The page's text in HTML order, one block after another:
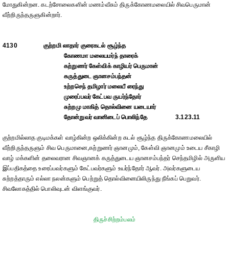
மோதுகின்றன. கடற்சோலைகளின் மணம்வீசும் திருக்கோணமலையில் சிவபெருமான்
வீற்றிருந்தருளுகின்றார்.
4130
குற்றமி லாதார் குரைகடல் சூழ்ந்த
கோணமா மலையமர்ந் தாரைக்
கற்றுணர் கேள்விக் காழியர் பெருமான்
கருத்துடை ஞானசம்பந்தன்
உற்றசெந் தமிழார் மலையீ ரைந்து
முரைப்பவர் கேட்பவ ருயர்ந்தோர்
சுற்றமு மாகித் தொல்வினை யடையார்
தோன்றுவர் வானிடைப் பொலிந்தே
3.123.11
குற்றமில்லாத குடிமக்கள் வாழ்கின்ற ஒலிக்கின்ற கடல் சூழ்ந்த திருக்கோணமலையில்
வீற்றிருந்தருளும் சிவ பெருமானை,கற்றுணர் ஞானமும், கேள்வி ஞானமும் உடைய சீகாழி
வாழ் மக்களின் தலைவரான சிவஞானக் கருத்துடைய ஞானசம்பந்தர் செந்தமிழில் அருளிய
இப்பதிகத்தை உரைப்பவர்களும் கேட்பவர்களும் உயர்ந்தோர் ஆவர். அவர்களுடைய
சுற்றத்தாரும் எல்லா நலன்களும் பெற்றுத் தொல்வினையிலிருந்து நீங்கப் பெறுவர்.
சிவலோகத்தில் பொலிவுடன் விளங்குவர்.
திருச்சிற்றம்பலம்